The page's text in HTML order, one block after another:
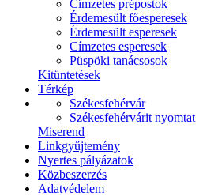
Címzetes prépostok
Érdemesült főesperesek
Érdemesült esperesek
Címzetes esperesek
Püspöki tanácsosok
Kitüntetések
Térkép
Székesfehérvár
Székesfehérvárit nyomtat
Miserend
Linkgyűjtemény
Nyertes pályázatok
Közbeszerzés
Adatvédelem